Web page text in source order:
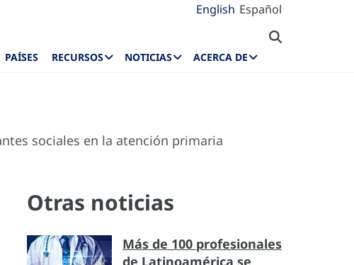
English Español
PAÍSES RECURSOS NOTICIAS ACERCA DE
sociales en la atención primaria
Otras noticias
Más de 100 profesionales
de Latinoamérica se